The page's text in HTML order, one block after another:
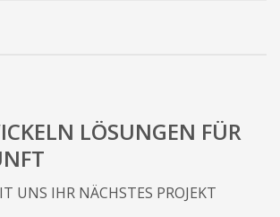
LÖSUNGEN FÜR
UNS IHR NÄCHSTES PROJEKT